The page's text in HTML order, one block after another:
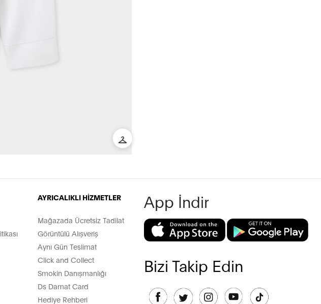
AYRICALIKLI HİZMETLER
Mağazada Ücretsiz Tadilat
Görüntülü Alışveriş
Aynı Gün Teslimat
Click and Collect
Smokin Danışmanlığı
Ds Damat Card
Hediye Rehberi
App İndir
Bizi Takip Edin